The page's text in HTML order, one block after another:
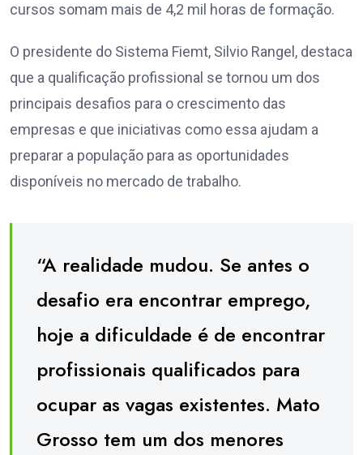
cursos somam mais de 4,2 mil horas de formação.
O presidente do Sistema Fiemt, Silvio Rangel, destaca
que a qualificação profissional se tornou um dos
principais desafios para o crescimento das
empresas e que iniciativas como essa ajudam a
preparar a população para as oportunidades
disponíveis no mercado de trabalho.
“A realidade mudou. Se antes o
desafio era encontrar emprego,
hoje a dificuldade é de encontrar
profissionais qualificados para
ocupar as vagas existentes. Mato
Grosso tem um dos menores